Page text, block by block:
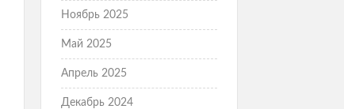
Ноябрь 2025
Май 2025
Апрель 2025
Декабрь 2024